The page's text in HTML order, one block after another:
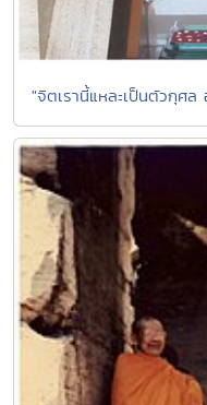
"จิตเรานี้แหละเป็นตัวกุศ